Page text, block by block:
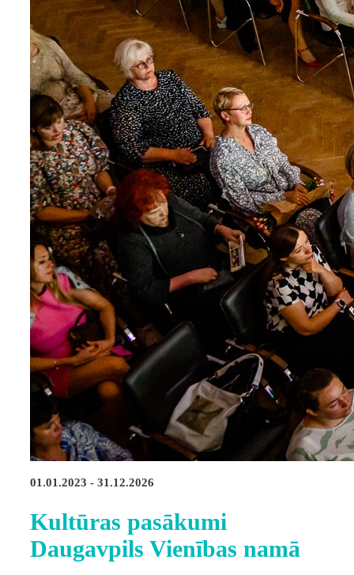
01.01.2023 - 31.12.2026
Kultūras pasākumi
Daugavpils Vienības namā